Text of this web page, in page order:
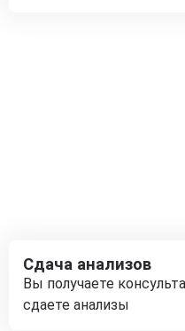
Сдача анализов
Вы получаете
сдаете анализы